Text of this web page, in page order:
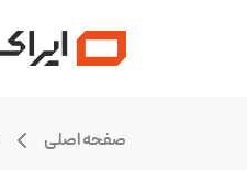
صفحه اصلی